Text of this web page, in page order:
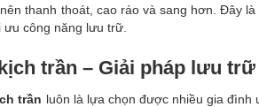
thanh thoát, cao ráo và sang hơn. Đây
công năng lưu trữ.
trần – Giải pháp lưu
trần luôn là lựa chọn được nhiều gia đình